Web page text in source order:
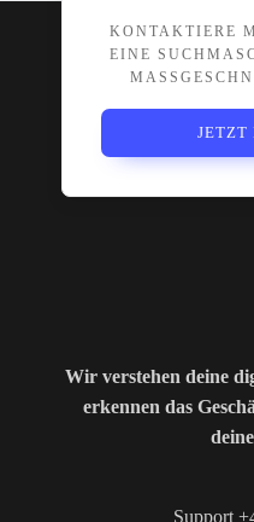
KONTAKTIERE
EINE
JETZT
Wir verstehen deine
erkennen das
Support